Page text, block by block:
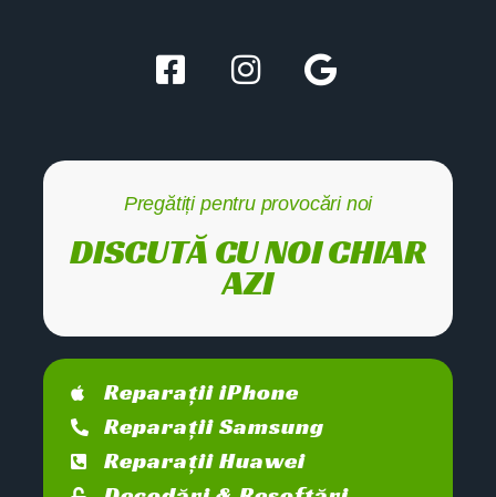
Pregătiți pentru provocări noi
DISCUTĂ CU NOI CHIAR
AZI
Reparații iPhone
Reparații Samsung
Reparații Huawei